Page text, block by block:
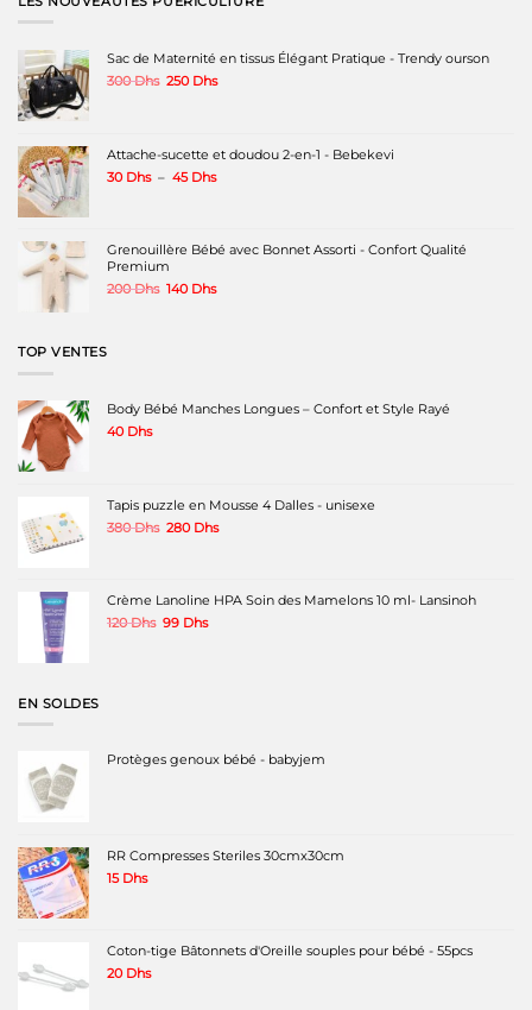
être
Sac de Maternité en tissus Élégant Pratique - Trendy ourson
300Dhs Le
250 DhsLe
Attache-sucette et doudou 2-en-1 - Bebekevi
30 Dhs – 45 DhsPlage
à
45 Dhs
Grenouillère Bébé avec Bonnet Assorti - Confort Qualité
Premium
200Dhs Le
140 DhsLe
TOP VENTES
Body Bébé Manches Longues – Confort et Style Rayé
40 Dhs
Tapis puzzle en Mousse 4 Dalles - unisexe
380Dhs Le
380 Dhs.
280 DhsLe
280 Dhs.
Crème Lanoline HPA Soin des Mamelons 10 ml- Lansinoh
120Dhs Le
99 DhsLe
EN SOLDES
Protèges genoux bébé - babyjem
RR Compresses Steriles 30cmx30cm
15 Dhs
Coton-tige Bâtonnets d'Oreille souples pour bébé - 55pcs
20 Dhs